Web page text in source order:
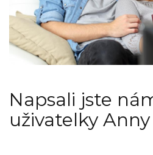
Napsali jste
uživatelky Anny